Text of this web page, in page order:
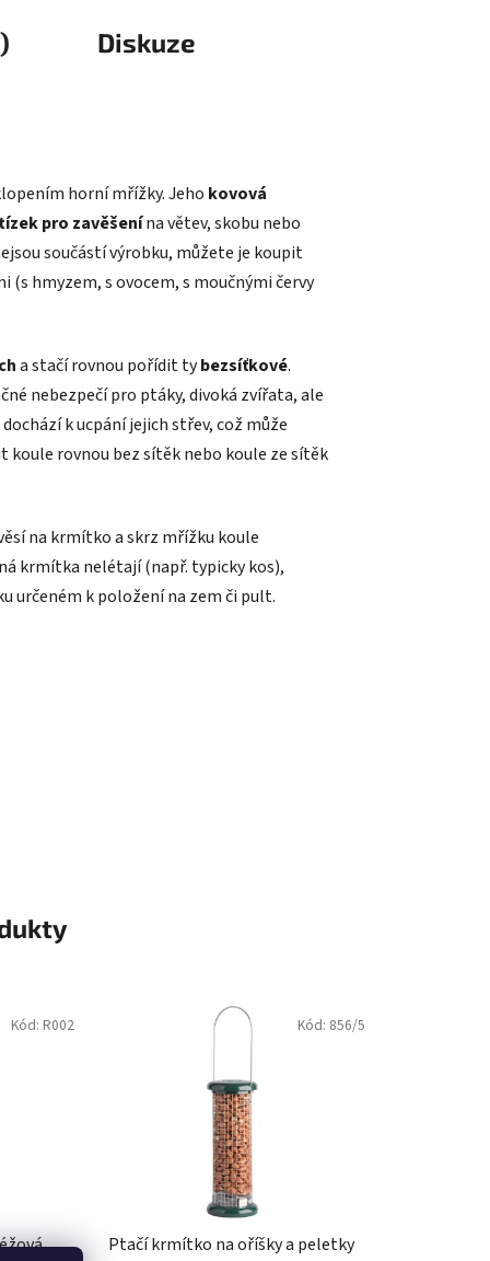
Diskuze
horní mřížky. Jeho kovová
pro zavěšenína větev, skobu nebo
součástí výrobku, můžete je koupit
(s hmyzem, s ovocem, s moučnými červy
a stačí rovnou pořídit tybezsíťkové.
nebezpečí pro ptáky, divoká zvířata, ale
k ucpání jejich střev, což může
koule rovnou bez sítěk nebo koule ze sítěk
na krmítko a skrz mřížku koule
krmítka nelétají (např. typicky kos),
určeném k položení na zem či pult.
Kód: R002
Ptačí krmítko na oříšky a peletky
Kód: 856/5